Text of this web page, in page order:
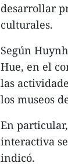
desarrollar
culturales.
Según
Hue, en el
las
los museos
En
interactiva
indicó.